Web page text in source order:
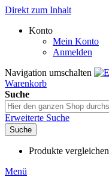
Direkt zum Inhalt
Konto
Mein Konto
Anmelden
Navigation umschalten
Warenkorb
Suche
Erweiterte Suche
Suche
Produkte vergleichen
Menü